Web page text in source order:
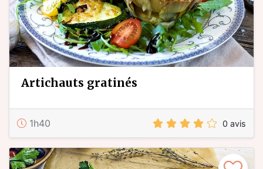
artichauts gratinés
1h40 0 avis